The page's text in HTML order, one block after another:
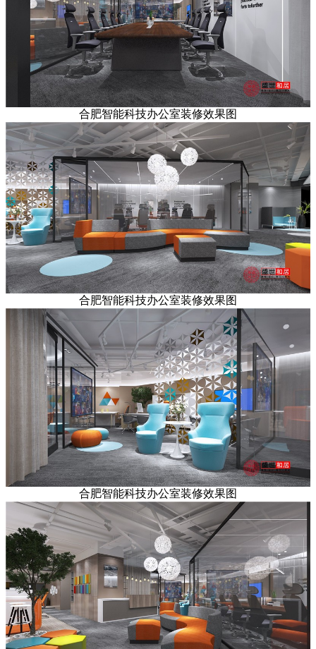
合肥智能科技办公室装修效果图
合肥智能科技办公室装修效果图
合肥智能科技办公室装修效果图